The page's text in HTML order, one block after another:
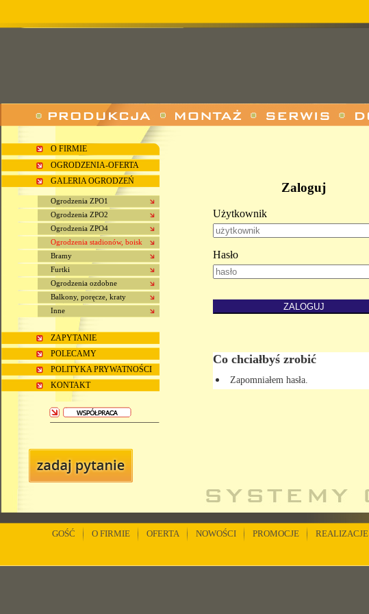
O FIRMIE
OGRODZENIA-OFERTA
GALERIA OGRODZEŃ
Ogrodzenia ZPO1
Ogrodzenia ZPO2
Ogrodzenia ZPO4
Ogrodzenia stadionów, boisk
Bramy
Furtki
Ogrodzenia ozdobne
Balkony, poręcze, kraty
Inne
ZAPYTANIE
POLECAMY
POLITYKA PRYWATNOŚCI
KONTAKT
Zaloguj
Użytkownik
Hasło
Co chciałbyś zrobić
Zapomniałem hasła.
GOŚĆ O FIRMIE OFERTA NOWOŚCI PROMOCJE REALIZACJE